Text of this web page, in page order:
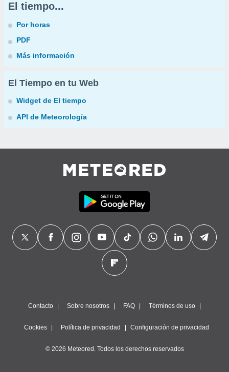
El tiempo...
Por horas
PDF
Más información
El Tiempo en tu Web
Widget de El tiempo
API de Meteorología
Contacto Sobre nosotros FAQ Términos de uso
Cookies Política de privacidad Configuración de privacidad
© 2026 Meteored. Todos los derechos reservados